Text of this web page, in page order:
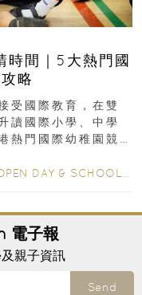
間｜5大熱門國
略
受國際教育，在雙
讀國際小學、中學
熱門國際幼稚園競
DAY & SCHOOL EVENTS
電子報
親子資訊
Send